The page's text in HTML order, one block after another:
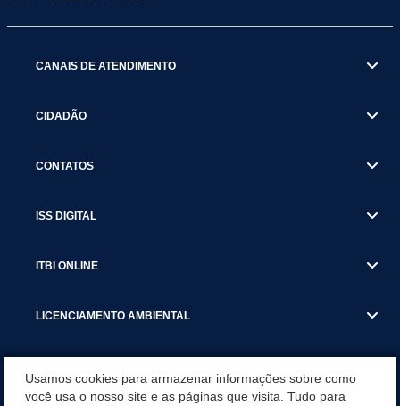
CANAIS DE ATENDIMENTO
CIDADÃO
CONTATOS
ISS DIGITAL
ITBI ONLINE
LICENCIAMENTO AMBIENTAL
Usamos cookies para armazenar informações sobre como
você usa o nosso site e as páginas que visita. Tudo para